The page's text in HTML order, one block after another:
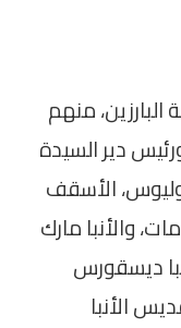
منهم
دير السيدة
الأسقف
والأنبا مارك
ديسقورس
الأنبا